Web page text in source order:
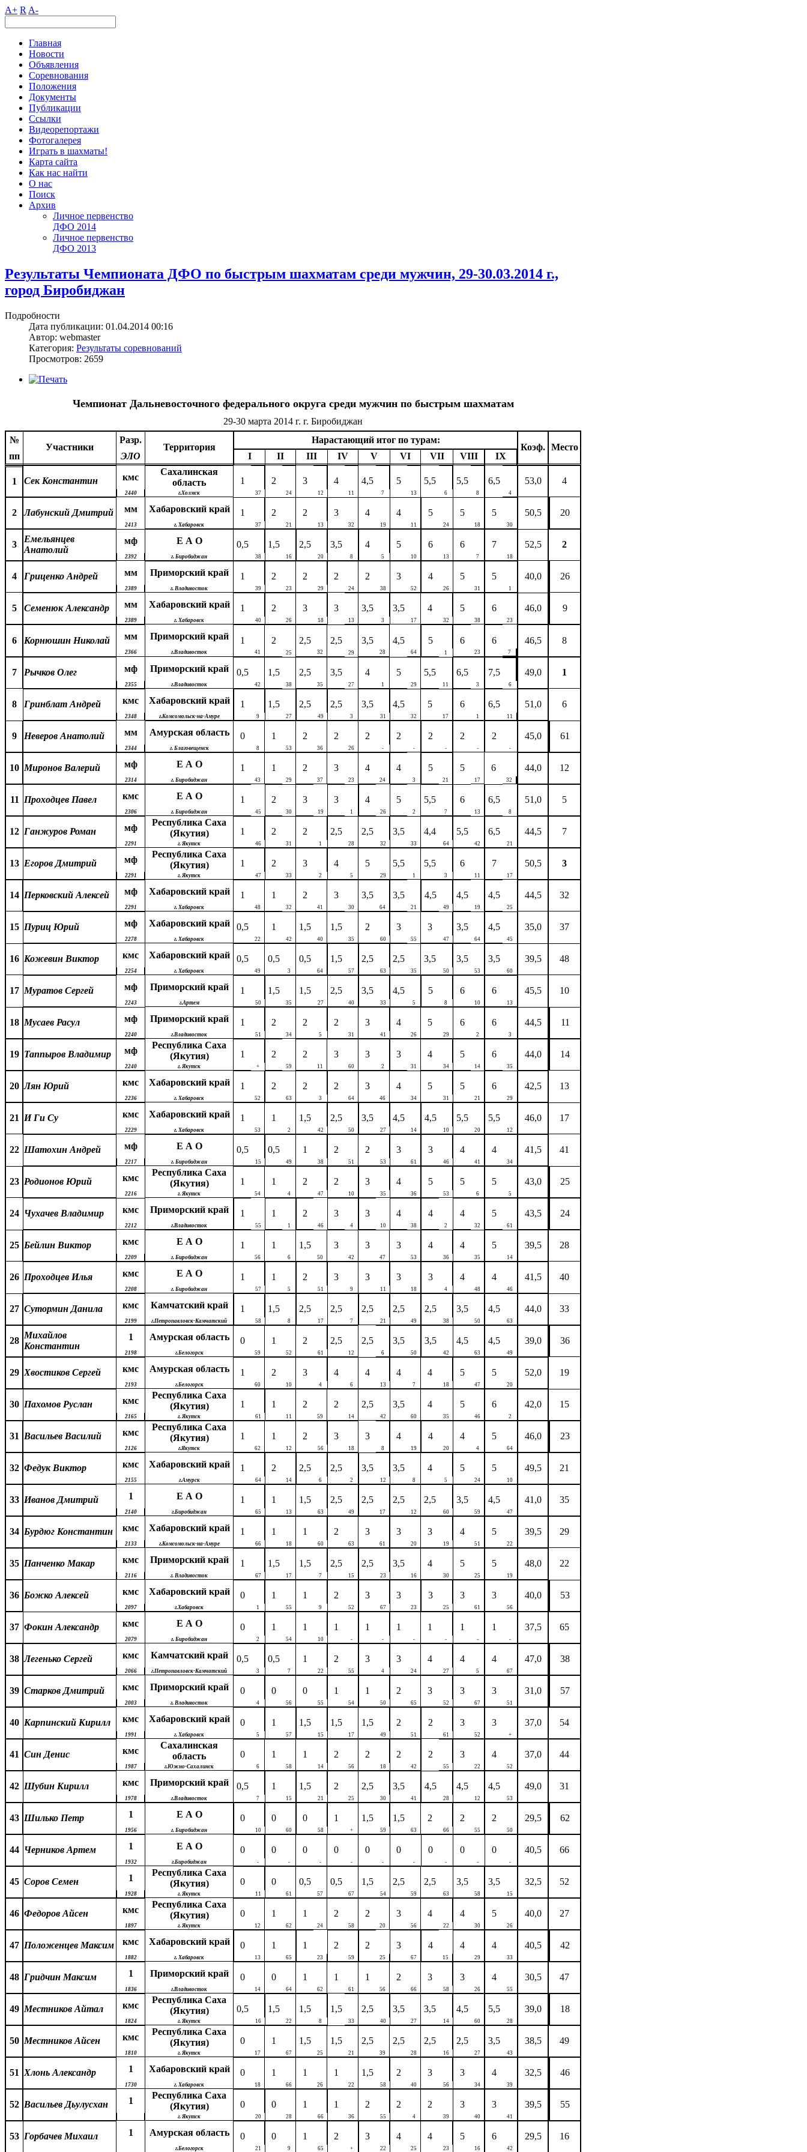
A+ R A-
Главная
Новости
Объявления
Соревнования
Положения
Документы
Публикации
Ссылки
Видеорепортажи
Фотогалерея
Играть в шахматы!
Карта сайта
Как нас найти
О нас
Поиск
Архив
Личное первенство
ДФО 2014
Личное первенство
ДФО 2013
Результаты Чемпионата ДФО по быстрым шахматам среди мужчин, 29-30.03.2014 г.,
город Биробиджан
Подробности
Дата публикации: 01.04.2014 00:16
Автор: webmaster
Категория: Результаты соревнований
Просмотров: 2659
Чемпионат Дальневосточного федерального округа среди мужчин по быстрым шахматам
29-30 марта 2014 г. г. Биробиджан
№
Участники
Разр.
Территория
Нарастающий итог по турам:
Коэф. Место
пп
ЭЛО I II III IV V VI VII VIII IX
1 Сек Константин кмс
Сахалинская
область
1 2 3 4 4,5 5 5,5 5,5 6,5 53,0 4
2440 г.Холмск 37 24 12 11 7 13 6 8 4
2 Лабунский Дмитрий мм Хабаровский край 1 2 2 3 4 4 5 5 5 50,5 20
2413 г. Хабаровск 37 21 13 32 19 11 24 18 30
3
Емельянцев
Анатолий
мф Е А О 0,5 1,5 2,5 3,5 4 5 6 6 7 52,5 2
2392 г. Биробиджан 38 16 20 8 5 10 13 7 18
4 Гриценко Андрей мм Приморский край 1 2 2 2 2 3 4 5 5 40,0 26
2389 г. Владивосток 39 23 29 24 38 52 26 31 1
5 Семенюк Александр мм Хабаровский край 1 2 3 3 3,5 3,5 4 5 6 46,0 9
2389 г. Хабаровск 40 26 18 13 3 17 32 38 23
6 Корнюшин Николай мм Приморский край 1 2 2,5 2,5 3,5 4,5 5 6 6 46,5 8
2366 г.Владивосток 41 25 32 29 28 64 1 23 7
7 Рычков Олег мф Приморский край 0,5 1,5 2,5 3,5 4 5 5,5 6,5 7,5 49,0 1
2355 г.Владивосток 42 38 35 27 1 29 11 3 6
8 Гринблат Андрей кмс Хабаровский край 1 1,5 2,5 2,5 3,5 4,5 5 6 6,5 51,0 6
2348 г.Комсомольск-на-Амуре 9 27 49 3 31 32 17 1 11
9 Неверов Анатолий мм Амурская область 0 1 2 2 2 2 2 2 2 45,0 61
2344 г. Благовещенск 8 53 36 26 - - - - -
10 Миронов Валерий мф Е А О 1 1 2 3 4 4 5 5 6 44,0 12
2314 г. Биробиджан 43 29 37 23 24 3 21 17 32
11 Проходцев Павел кмс Е А О 1 2 3 3 4 5 5,5 6 6,5 51,0 5
2306 г. Биробиджан 45 30 19 1 26 2 7 13 8
12 Ганжуров Роман мф
Республика Саха
(Якутия)
1 2 2 2,5 2,5 3,5 4,4 5,5 6,5 44,5 7
2291 г. Якутск 46 31 1 28 32 33 64 42 21
13 Егоров Дмитрий мф
Республика Саха
(Якутия)
1 2 3 4 5 5,5 5,5 6 7 50,5 3
2291 г. Якутск 47 33 2 5 29 1 3 11 17
14 Перковский Алексей мф Хабаровский край 1 1 2 3 3,5 3,5 4,5 4,5 4,5 44,5 32
2291 г. Хабаровск 48 32 41 30 64 21 49 19 25
15 Пуриц Юрий мф Хабаровский край 0,5 1 1,5 1,5 2 3 3 3,5 4,5 35,0 37
2278 г. Хабаровск 22 42 40 35 60 55 47 64 45
16 Кожевин Виктор кмс Хабаровский край 0,5 0,5 0,5 1,5 2,5 2,5 3,5 3,5 3,5 39,5 48
2254 г. Хабаровск 49 3 64 57 63 35 50 53 60
17 Муратов Сергей мф Приморский край 1 1,5 1,5 2,5 3,5 4,5 5 6 6 45,5 10
2243 г.Артем 50 35 27 40 33 5 8 10 13
18 Мусаев Расул мф Приморский край 1 2 2 2 3 4 5 6 6 44,5 11
2240 г.Владивосток 51 34 5 31 41 26 29 2 3
19 Таппыров Владимир мф
Республика Саха
(Якутия)
1 2 2 3 3 3 4 5 6 44,0 14
2240 г. Якутск + 59 11 60 2 31 34 14 35
20 Лян Юрий кмс Хабаровский край 1 2 2 2 3 4 5 5 6 42,5 13
2236 г. Хабаровск 52 63 3 64 46 34 31 21 29
21 И Ги Су кмс Хабаровский край 1 1 1,5 2,5 3,5 4,5 4,5 5,5 5,5 46,0 17
2229 г. Хабаровск 53 2 42 50 27 14 10 20 12
22 Шатохин Андрей мф Е А О 0,5 0,5 1 2 2 3 3 4 4 41,5 41
2217 г. Биробиджан 15 49 38 51 53 61 46 41 34
23 Родионов Юрий кмс
Республика Саха
(Якутия)
1 1 2 2 3 4 5 5 5 43,0 25
2216 г. Якутск 54 4 47 10 35 36 53 6 5
24 Чухачев Владимир кмс Приморский край 1 1 2 3 3 4 4 4 5 43,5 24
2212 г.Владивосток 55 1 46 4 10 38 2 32 61
25 Бейлин Виктор кмс Е А О 1 1 1,5 3 3 3 4 4 5 39,5 28
2209 г. Биробиджан 56 6 50 42 47 53 36 35 14
26 Проходцев Илья кмс Е А О 1 1 2 3 3 3 3 4 4 41,5 40
2208 г. Биробиджан 57 5 51 9 11 18 4 48 46
27 Сутормин Данила кмс Камчатский край 1 1,5 2,5 2,5 2,5 2,5 2,5 3,5 4,5 44,0 33
2199 г.Петропавловск-Камчатский 58 8 17 7 21 49 38 50 63
28
Михайлов
Константин
1 Амурская область 0 1 2 2,5 2,5 3,5 3,5 4,5 4,5 39,0 36
2198 г.Белогорск 59 52 61 12 6 50 42 63 49
29 Хвостиков Сергей кмс Амурская область 1 2 3 4 4 4 4 5 5 52,0 19
2193 г.Белогорск 60 10 4 6 13 7 18 47 20
30 Пахомов Руслан кмс
Республика Саха
(Якутия)
1 1 2 2 2,5 3,5 4 5 6 42,0 15
2165 г. Якутск 61 11 59 14 42 60 35 46 2
31 Васильев Василий кмс
Республика Саха
(Якутия)
1 1 2 3 3 4 4 4 5 46,0 23
2126 г.Якутск 62 12 56 18 8 19 20 4 64
32 Федук Виктор кмс Хабаровский край 1 2 2,5 2,5 3,5 3,5 4 5 5 49,5 21
2155 г.Амурск 64 14 6 2 12 8 5 24 10
33 Иванов Дмитрий 1 Е А О 1 1 1,5 2,5 2,5 2,5 2,5 3,5 4,5 41,0 35
2140 г.Биробиджан 65 13 63 49 17 12 60 59 47
34 Бурдюг Константин кмс Хабаровский край 1 1 1 2 3 3 3 4 5 39,5 29
2133 г.Комсомольск-на-Амуре 66 18 60 63 61 20 19 51 22
35 Панченко Макар кмс Приморский край 1 1,5 1,5 2,5 2,5 3,5 4 5 5 48,0 22
2116 г. Владивосток 67 17 7 15 23 16 30 25 19
36 Божко Алексей кмс Хабаровский край 0 1 1 2 3 3 3 3 3 40,0 53
2097 г.Хабаровск 1 55 9 52 67 23 25 61 56
37 Фокин Александр кмс Е А О 0 1 1 1 1 1 1 1 1 37,5 65
2079 г. Биробиджан 2 54 10 - - - - - -
38 Легенько Сергей кмс Камчатский край 0,5 0,5 1 2 3 3 4 4 4 47,0 38
2066 г.Петропавловск-Камчатский 3 7 22 55 4 24 27 5 67
39 Старков Дмитрий кмс Приморский край 0 0 0 1 1 2 3 3 3 31,0 57
2003 г. Владивосток 4 56 55 54 50 65 52 67 51
40 Карпинский Кирилл кмс Хабаровский край 0 1 1,5 1,5 1,5 2 2 3 3 37,0 54
1991 г. Хабаровск 5 57 15 17 49 51 61 52 +
41 Син Денис кмс
Сахалинская
область
0 1 1 2 2 2 2 3 4 37,0 44
1987 г.Южно-Сахалинск 6 58 14 56 18 42 55 22 52
42 Шубин Кирилл кмс Приморский край 0,5 1 1,5 2 2,5 3,5 4,5 4,5 4,5 49,0 31
1978 г.Владивосток 7 15 21 25 30 41 28 12 53
43 Шилько Петр 1 Е А О 0 0 0 1 1,5 1,5 2 2 2 29,5 62
1956 г. Биробиджан 10 60 58 + 59 63 66 55 50
44 Черников Артем 1 Е А О 0 0 0 0 0 0 0 0 0 40,5 66
1932 г.Биробиджан - - - - - - - - -
45 Соров Семен 1
Республика Саха
(Якутия)
0 0 0,5 0,5 1,5 2,5 2,5 3,5 3,5 32,5 52
1928 г. Якутск 11 61 57 67 54 59 63 58 15
46 Федоров Айсен кмс
Республика Саха
(Якутия)
0 1 1 2 2 3 4 4 5 40,0 27
1897 г. Якутск 12 62 24 58 20 56 22 30 26
47 Положенцев Максим кмс Хабаровский край 0 1 1 2 2 3 4 4 4 40,5 42
1882 г. Хабаровск 13 65 23 59 25 67 15 29 33
48 Гридчин Максим 1 Приморский край 0 0 1 1 1 2 3 3 4 30,5 47
1836 г.Владивосток 14 64 62 61 56 66 58 26 55
49 Местников Айтал кмс
Республика Саха
(Якутия)
0,5 1,5 1,5 1,5 2,5 3,5 3,5 4,5 5,5 39,0 18
1824 г. Якутск 16 22 8 33 40 27 14 60 28
50 Местников Айсен кмс
Республика Саха
(Якутия)
0 1 1,5 1,5 2,5 2,5 2,5 2,5 3,5 38,5 49
1810 г. Якутск 17 67 25 21 39 28 16 27 43
51 Хлонь Александр 1 Хабаровский край 0 1 1 1 1,5 2 3 3 4 32,5 46
1730 г. Хабаровск 18 66 26 22 58 40 56 34 39
52 Васильев Дьулусхан 1
Республика Саха
(Якутия)
0 0 1 1 2 2 2 3 3 39,5 55
г. Якутск 20 28 66 36 55 4 39 40 41
53 Горбачев Михаил 1 Амурская область 0 0 1 2 3 4 4 5 6 29,5 16
г.Белогорск 21 9 65 + 22 25 23 16 42